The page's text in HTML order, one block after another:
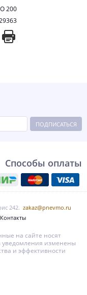
200
ПОДПИСАТЬСЯ
Способы оплаты
242. zakaz@pnevmo.ru
Контакты
на сайте носят
уведомления изменены
и эффективности